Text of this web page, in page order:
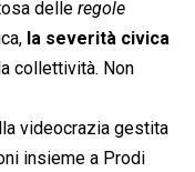
delle  regole
la severità civica
collettività. Non
videocrazia gestita
insieme a Prodi